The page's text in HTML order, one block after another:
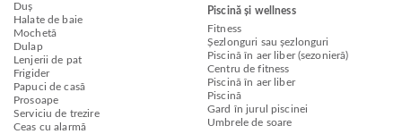
Duș
Halate de baie
Mochetă
Dulap
Lenjerii de pat
Frigider
Papuci de casă
Prosoape
Serviciu de trezire
Ceas cu alarmă
Piscină și wellness
Fitness
Șezlonguri sau șezlonguri
Piscină în aer liber (sezonieră)
Centru de fitness
Piscină în aer liber
Piscină
Gard în jurul piscinei
Umbrele de soare